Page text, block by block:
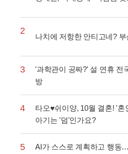
2
나치에 저항한 안티고네?
3
'과학관이 공짜?' 설 연휴 전
방
4
타오♥쉬이양, 10월 결혼! '혼
아기는 '덤'인가요?
5
AI가 스스로 계획하고 행동